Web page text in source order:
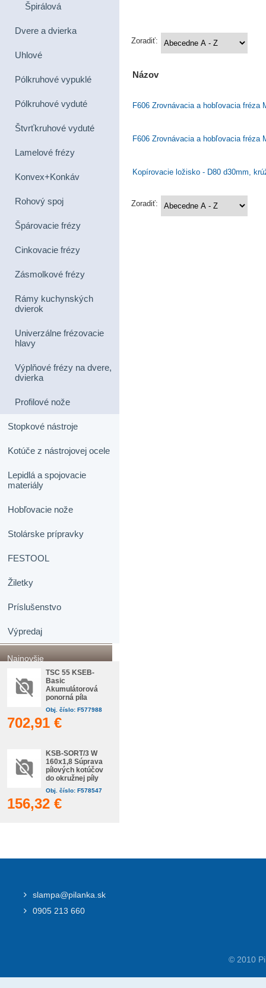
Špirálová
Dvere a dvierka
Uhlové
Pólkruhové vypuklé
Pólkruhové vyduté
Štvrťkruhové vyduté
Lamelové frézy
Konvex+Konkáv
Rohový spoj
Špárovacie frézy
Cinkovacie frézy
Zásmolkové frézy
Rámy kuchynských
dvierok
Univerzálne frézovacie
hlavy
Výplňové frézy na dvere,
dvierka
Profilové nože
Stopkové nástroje
Kotúče z nástrojovej ocele
Lepidlá a spojovacie
materiály
Hobľovacie nože
Stolárske prípravky
FESTOOL
Žiletky
Príslušenstvo
Výpredaj
Najnovšie
TSC 55 KSEB-
Basic
Akumulátorová
ponorná píla
Obj. číslo: F577988
702,91 €
KSB-SORT/3 W
160x1,8 Súprava
pílových kotúčov
do okružnej píly
Obj. číslo: F578547
156,32 €
Zoradiť:
Názov
F606 Zrovnávacia a hobľovacia fréza
F606 Zrovnávacia a hobľovacia fréza
Kopírovacie ložisko - D80 d30mm,
Zoradiť:
slampa@pilanka.sk
0905 213 660
© 2010